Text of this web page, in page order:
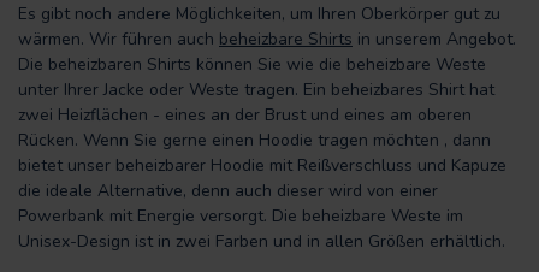
Es gibt noch andere Möglichkeiten, um Ihren Oberkörper gut zu
wärmen. Wir führen auch beheizbare Shirts in unserem Angebot.
Die beheizbaren Shirts können Sie wie die beheizbare Weste
unter Ihrer Jacke oder Weste tragen. Ein beheizbares Shirt hat
zwei Heizflächen - eines an der Brust und eines am oberen
Rücken. Wenn Sie gerne einen Hoodie tragen möchten , dann
bietet unser beheizbarer Hoodie mit Reißverschluss und Kapuze
die ideale Alternative, denn auch dieser wird von einer
Powerbank mit Energie versorgt. Die beheizbare Weste im
Unisex-Design ist in zwei Farben und in allen Größen erhältlich.